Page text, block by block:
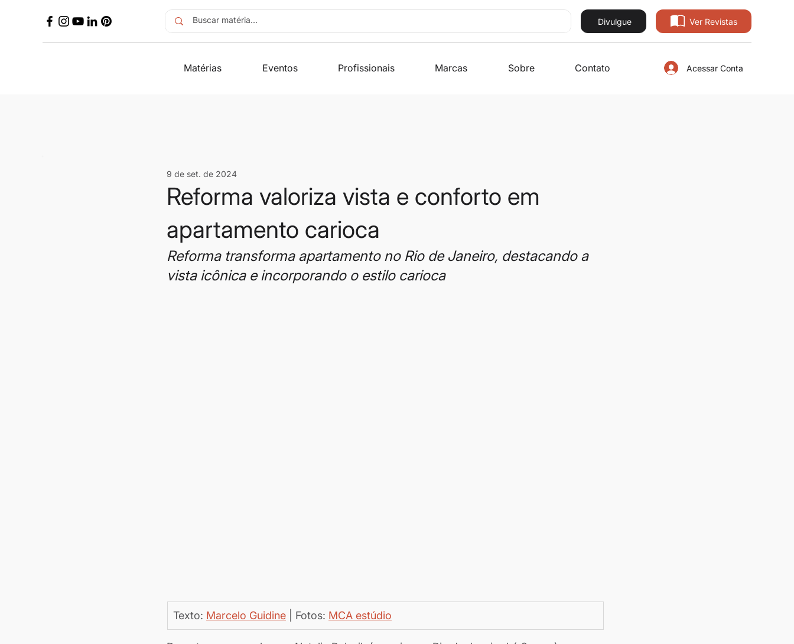
Divulgue Ver Revistas
Matérias Eventos Profissionais Marcas Sobre Contato Acessar Conta
Reforma valoriza vista e conforto em
apartamento carioca
9 de set. de 2024
Reforma transforma apartamento no Rio de Janeiro, destacando a
vista icônica e incorporando o estilo carioca
Texto: Marcelo Guidine | Fotos: MCA estúdio